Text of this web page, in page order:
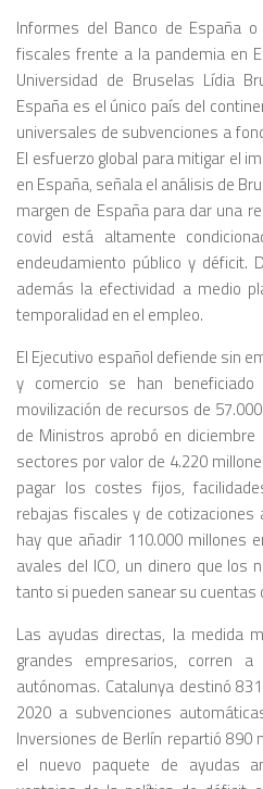
Informes del Banco de España
fiscales frente a la pandemia en
Universidad de Bruselas Lídia
España es el único país del
universales de subvenciones a
El esfuerzo global para mitigar el
en España, señala el análisis de
margen de España para dar una
covid está altamente
endeudamiento público y déficit.
además la efectividad a medio
temporalidad en el empleo.
El Ejecutivo español defiende sin
y comercio se han
movilización de recursos de
de Ministros aprobó en
sectores por valor de 4.220
pagar los costes fijos,
rebajas fiscales y de cotizaciones
hay que añadir 110.000 millones
avales del ICO, un dinero que los
tanto si pueden sanear su cuentas
Las ayudas directas, la medida
grandes empresarios, corren
autónomas. Catalunya destinó
2020 a subvenciones
Inversiones de Berlín repartió
el nuevo paquete de ayudas